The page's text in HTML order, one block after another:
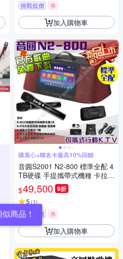
商品！
挑戰低價 券
加入購物車
購衷心+聯名卡最高10%回饋
音圓S2001 N2-800 標準全配 4
TB硬碟 手提攜帶式機種 卡拉O
K點歌專業型伴唱機 搭配經典N
2平台操作/音響設備
$49,500 9折
5(1)
挑戰低價 券
加入購物車